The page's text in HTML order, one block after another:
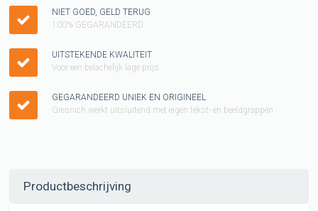
NIET GOED, GELD TERUG
100% GEGARANDEERD
UITSTEKENDE KWALITEIT
Voor een belachelijk lage prijs
GEGARANDEERD UNIEK EN ORIGINEEL
Gresnich werkt uitsluitend met eigen tekst- en beeldgrappen
Productbeschrijving